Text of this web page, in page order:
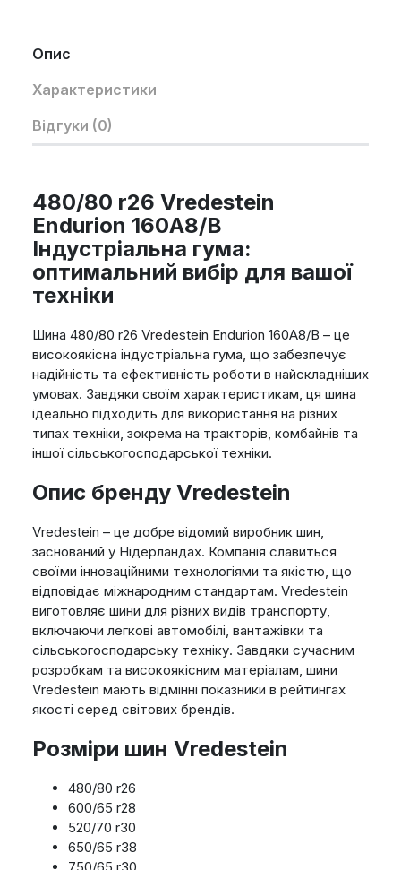
Опис
Характеристики
Відгуки (0)
480/80 r26 Vredestein
Endurion 160A8/B
Індустріальна гума:
оптимальний вибір для вашої
техніки
Шина 480/80 r26 Vredestein Endurion 160A8/B – це
високоякісна індустріальна гума, що забезпечує
надійність та ефективність роботи в найскладніших
умовах. Завдяки своїм характеристикам, ця шина
ідеально підходить для використання на різних
типах техніки, зокрема на тракторів, комбайнів та
іншої сільськогосподарської техніки.
Опис бренду Vredestein
Vredestein – це добре відомий виробник шин,
заснований у Нідерландах. Компанія славиться
своїми інноваційними технологіями та якістю, що
відповідає міжнародним стандартам. Vredestein
виготовляє шини для різних видів транспорту,
включаючи легкові автомобілі, вантажівки та
сільськогосподарську техніку. Завдяки сучасним
розробкам та високоякісним матеріалам, шини
Vredestein мають відмінні показники в рейтингах
якості серед світових брендів.
Розміри шин Vredestein
480/80 r26
600/65 r28
520/70 r30
650/65 r38